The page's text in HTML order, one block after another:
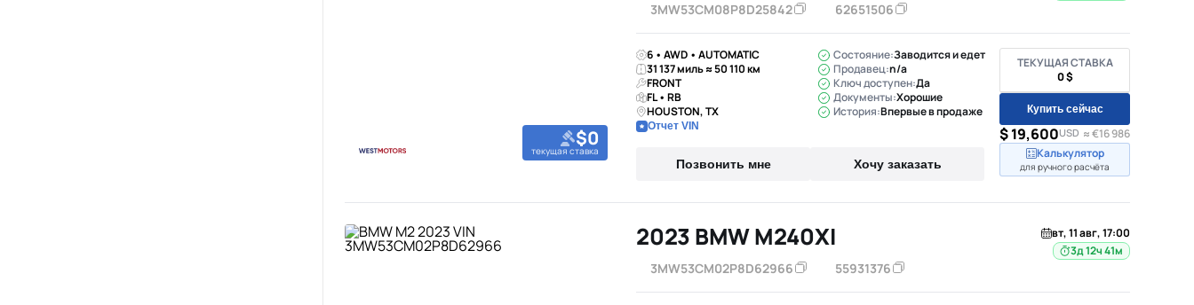
$0
текущая ставка
3MW53CM08P8D25842 62651506
6 • AWD • AUTOMATIC
31 137 миль ≈ 50 110 км
FRONT
FL • RB
HOUSTON, TX
Отчет VIN
Состояние:Заводится и едет
Продавец:n/a
Ключ доступен:Да
Документы:Хорошие
История:Впервые в продаже
Позвонить мне Хочу заказать
ТЕКУЩАЯ СТАВКА
0 $
Купить сейчас
$ 19,600USD ≈ €16 986
Калькулятор
для ручного расчёта
2023 BMW M240XI
3MW53CM02P8D62966 55931376
вт, 11 авг, 17:00
3д 12ч 41м